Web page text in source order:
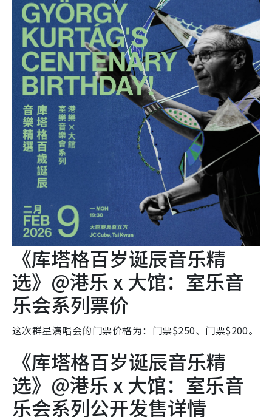
《库塔格百岁诞辰音乐精
选》@港乐 x 大馆：室乐音
乐会系列票价
这次群星演唱会的门票价格为：门票$250、门票$200。
《库塔格百岁诞辰音乐精
选》@港乐 x 大馆：室乐音
乐会系列公开发售详情